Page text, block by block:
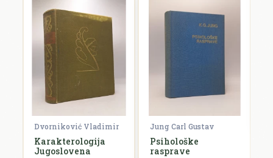
Dvorniković Vladimir
Karakterologija
Jugoslovena
Jung Carl Gustav
Psihološke
rasprave